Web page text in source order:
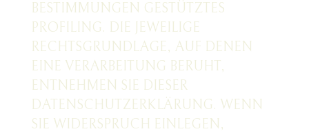
BESTIMMUNGEN GESTÜTZTES
PROFILING. DIE JEWEILIGE
RECHTSGRUNDLAGE, AUF DENEN
EINE VERARBEITUNG BERUHT,
ENTNEHMEN SIE DIESER
DATENSCHUTZERKLÄRUNG. WENN
SIE WIDERSPRUCH EINLEGEN,